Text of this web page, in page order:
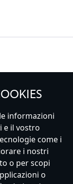
Mappa del Sito
informazioni
e il vostro
come i
i nostri
o per scopi
o